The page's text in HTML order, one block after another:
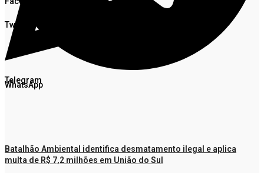
Twitter
WhatsApp
Telegram
Batalhão Ambiental identifica desmatamento ilegal e aplica
multa de R$ 7,2 milhões em União do Sul